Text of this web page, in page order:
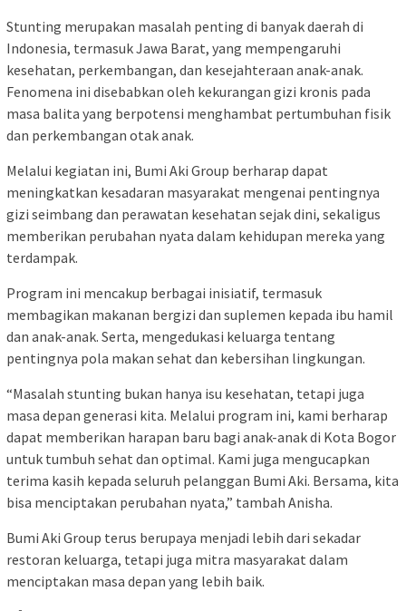
Stunting merupakan masalah penting di banyak daerah di
Indonesia, termasuk Jawa Barat, yang mempengaruhi
kesehatan, perkembangan, dan kesejahteraan anak-anak.
Fenomena ini disebabkan oleh kekurangan gizi kronis pada
masa balita yang berpotensi menghambat pertumbuhan fisik
dan perkembangan otak anak.
Melalui kegiatan ini, Bumi Aki Group berharap dapat
meningkatkan kesadaran masyarakat mengenai pentingnya
gizi seimbang dan perawatan kesehatan sejak dini, sekaligus
memberikan perubahan nyata dalam kehidupan mereka yang
terdampak.
Program ini mencakup berbagai inisiatif, termasuk
membagikan makanan bergizi dan suplemen kepada ibu hamil
dan anak-anak. Serta, mengedukasi keluarga tentang
pentingnya pola makan sehat dan kebersihan lingkungan.
“Masalah stunting bukan hanya isu kesehatan, tetapi juga
masa depan generasi kita. Melalui program ini, kami berharap
dapat memberikan harapan baru bagi anak-anak di Kota Bogor
untuk tumbuh sehat dan optimal. Kami juga mengucapkan
terima kasih kepada seluruh pelanggan Bumi Aki. Bersama, kita
bisa menciptakan perubahan nyata,” tambah Anisha.
Bumi Aki Group terus berupaya menjadi lebih dari sekadar
restoran keluarga, tetapi juga mitra masyarakat dalam
menciptakan masa depan yang lebih baik.